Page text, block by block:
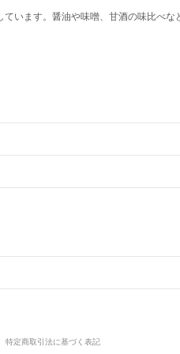
ています。醤油や味噌、甘酒の味比べな
特定商取引法に基づく表記